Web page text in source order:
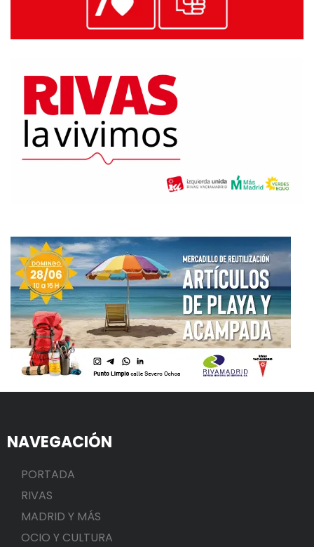
NAVEGACIÓN
PORTADA
RIVAS
MADRID Y MÁS
OCIO Y CULTURA